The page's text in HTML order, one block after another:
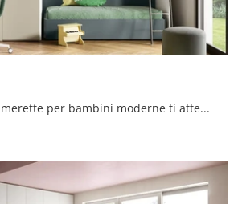
Le più esclusive camerette per bambini moderne ti attendono! Scopri il modello K114 di Moretti Compact Camerette.